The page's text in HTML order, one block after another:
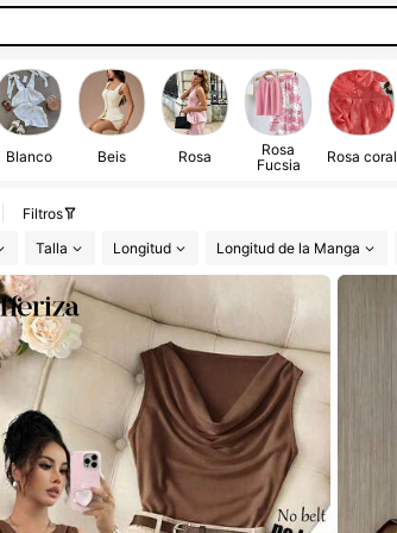
Blanco Beis Rosa
Rosa
Fucsia
Rosa coral
Filtros
Talla Longitud Longitud de la Manga